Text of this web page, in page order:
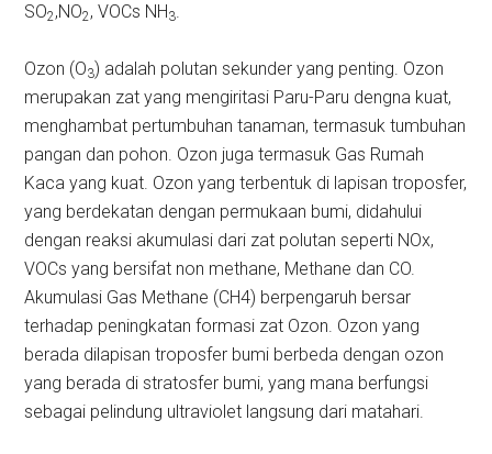
SO2,NO2, VOCs NH 3.
Ozon (O3) adalah polutan sekunder yang penting. Ozon
merupakan zat yang mengiritasi Paru-Paru dengna kuat,
menghambat pertumbuhan tanaman, termasuk tumbuhan
pangan dan pohon. Ozon juga termasuk Gas Rumah
Kaca yang kuat. Ozon yang terbentuk di lapisan troposfer,
yang berdekatan dengan permukaan bumi, didahului
dengan reaksi akumulasi dari zat polutan seperti NOx,
VOCs yang bersifat non methane, Methane dan CO.
Akumulasi Gas Methane (CH4) berpengaruh bersar
terhadap peningkatan formasi zat Ozon. Ozon yang
berada dilapisan troposfer bumi berbeda dengan ozon
yang berada di stratosfer bumi, yang mana berfungsi
sebagai pelindung ultraviolet langsung dari matahari.